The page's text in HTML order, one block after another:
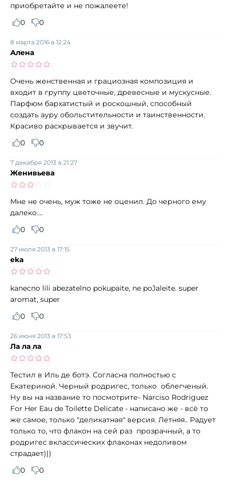
приобретайте и не пожалеете!
0
0
Алена
8 марта 2016 в 12:24
Очень женственная и грациозная композиция и
входит в группу цветочные, древесные и мускусные.
Парфюм бархатистый и роскошный, способный
создать ауру обольстительности и таинственности.
Красиво раскрывается и звучит.
0
0
Женивьева
7 декабря 2013 в 21:27
Мне не очень, муж тоже не оценил. До черного ему
далеко....
0
0
eka
27 июля 2013 в 17:15
kanecno lili abezatelno pokupaite, ne poJaleite. super
aromat, super
0
0
Ла ла ла
26 июня 2013 в 17:53
Тестил в Иль де ботэ. Согласна полностью с
Екатериной. Черный родригес, только облегченый.
Ну вы на название то посмотрите- Narciso Rodriguez
For Her Eau de Toilette Delicate - написано же - всё то
же самое, только "деликатная" версия. Летняя.. Радует
только то, что флакон на сей раз прозрачный, а то
родригес вклассических флаконах недоливом
страдает)))
0
0